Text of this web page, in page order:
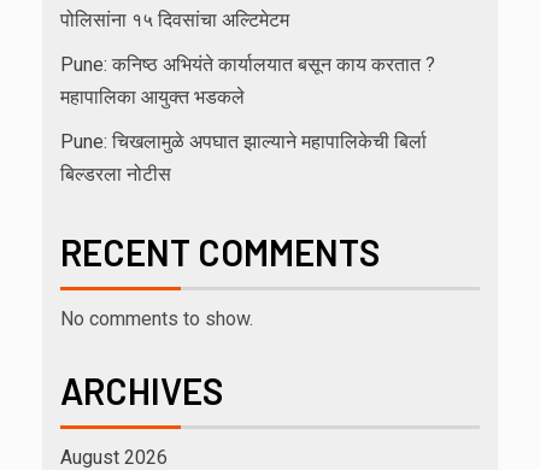
पोलिसांना १५ दिवसांचा अल्टिमेटम
Pune: कनिष्ठ अभियंते कार्यालयात बसून काय करतात ?
महापालिका आयुक्त भडकले
Pune: चिखलामुळे अपघात झाल्याने महापालिकेची बिर्ला
बिल्डरला नोटीस
RECENT COMMENTS
No comments to show.
ARCHIVES
August 2026